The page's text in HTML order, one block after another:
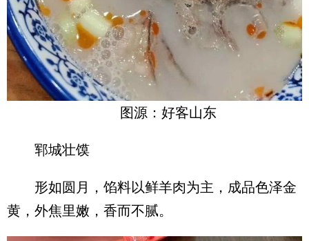
图源：好客山东
郓城壮馍
形如圆月，馅料以鲜羊肉为主，成品色泽金
黄，外焦里嫩，香而不腻。